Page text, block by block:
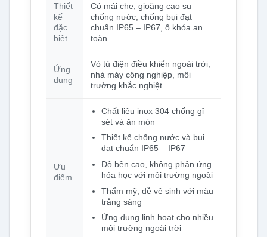
Thiết
kế
đặc
biệt
Có mái che, gioăng cao su
chống nước, chống bụi đạt
chuẩn IP65 – IP67, ổ khóa an
toàn
Ứng
dụng
Vỏ tủ điện điều khiển ngoài trời,
nhà máy công nghiệp, môi
trường khắc nghiệt
Ưu
điểm
Chất liệu inox 304 chống gỉ
sét và ăn mòn
Thiết kế chống nước và bụi
đạt chuẩn IP65 – IP67
Độ bền cao, không phản ứng
hóa học với môi trường ngoài
Thẩm mỹ, dễ vệ sinh với màu
trắng sáng
Ứng dụng linh hoạt cho nhiều
môi trường ngoài trời